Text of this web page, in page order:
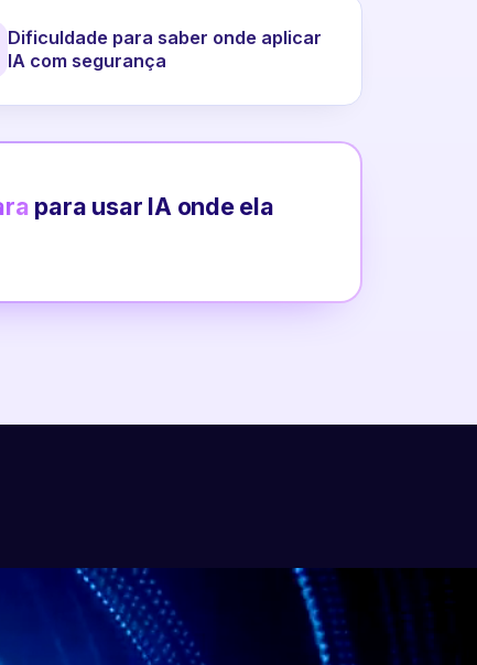
Dificuldade para saber onde aplicar
IA com segurança
para usar IA onde ela